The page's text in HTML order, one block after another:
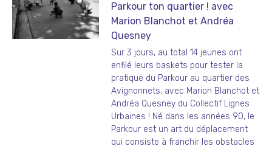
Parkour ton quartier ! avec
Marion Blanchot et Andréa
Quesney
Sur 3 jours, au total 14 jeunes ont
enfilé leurs baskets pour tester la
pratique du Parkour au quartier des
Avignonnets, avec Marion Blanchot et
Andréa Quesney du Collectif Lignes
Urbaines ! Né dans les années 90, le
Parkour est un art du déplacement
qui consiste à franchir les obstacles